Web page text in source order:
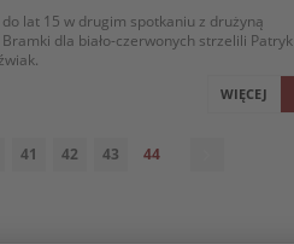
lat 15 w drugim spotkaniu z drużyną
Bramki dla biało-czerwonych strzelili Patryk
WIĘCEJ
41 42 43 44